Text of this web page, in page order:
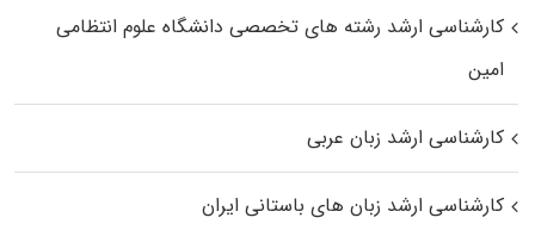
کارشناسی ارشد رﺷﺘﻪ ﻫﺎی تخصصی داﻧﺸﮕﺎه ﻋﻠﻮم انتظامی
اﻣﻴﻦ
کارشناسی ارشد زبان عربی
کارشناسی ارشد زبان‌ های باستانی ایران